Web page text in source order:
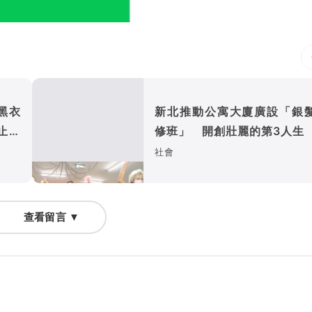
衣
黑
新北推動公寓大廈廣設「銀
修班」 開創壯麗的第3人生
社會
查看留言 ▼